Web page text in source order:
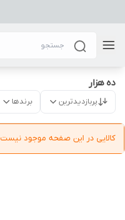
ده هزار
پربازدیدترین برندها
کالایی در این صفحه موجود نیست